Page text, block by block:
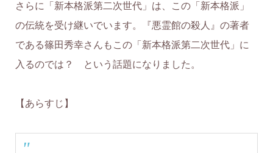
さらに「新本格派第二次世代」は、この「新本格派」
の伝統を受け継いでいます。『悪霊館の殺人』の著者
である篠田秀幸さんもこの「新本格派第二次世代」に
入るのでは？ という話題になりました。
【あらすじ】